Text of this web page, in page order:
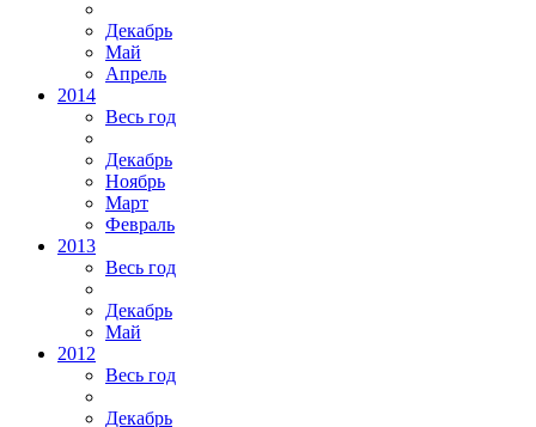
Декабрь
Май
Апрель
2014
Весь год
Декабрь
Ноябрь
Март
Февраль
2013
Весь год
Декабрь
Май
2012
Весь год
Декабрь